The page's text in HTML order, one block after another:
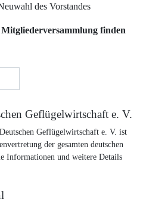
des Vorstandes
finden
Geflügelwirtschaft e. V.
Geflügelwirtschaft e. V. ist
der gesamten deutschen
Informationen und weitere Details